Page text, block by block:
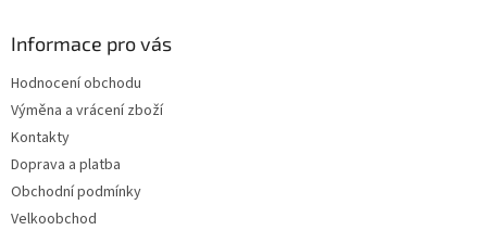
Informace pro vás
Hodnocení obchodu
Výměna a vrácení zboží
Kontakty
Doprava a platba
Obchodní podmínky
Velkoobchod